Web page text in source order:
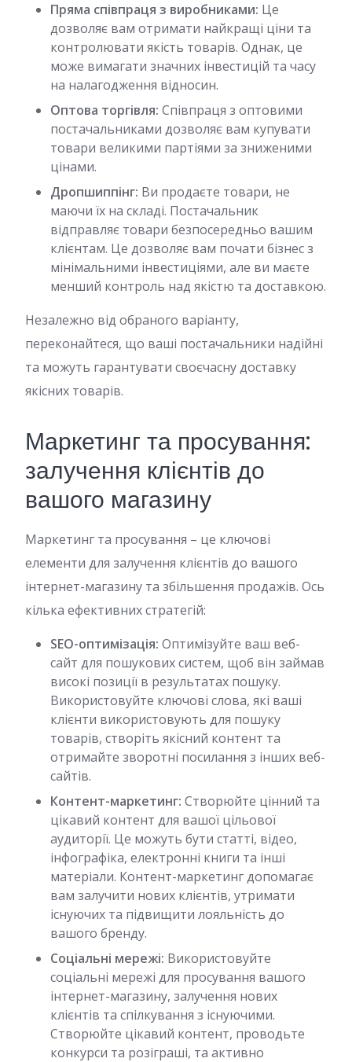
Пряма співпраця з виробниками: Це
дозволяє вам отримати найкращі ціни та
контролювати якість товарів. Однак, це
може вимагати значних інвестицій та часу
на налагодження відносин.
Оптова торгівля: Співпраця з оптовими
постачальниками дозволяє вам купувати
товари великими партіями за зниженими
цінами.
Дропшиппінг: Ви продаєте товари, не
маючи їх на складі. Постачальник
відправляє товари безпосередньо вашим
клієнтам. Це дозволяє вам почати бізнес з
мінімальними інвестиціями, але ви маєте
менший контроль над якістю та доставкою.
Незалежно від обраного варіанту,
переконайтеся, що ваші постачальники надійні
та можуть гарантувати своєчасну доставку
якісних товарів.
Маркетинг та просування:
залучення клієнтів до
вашого магазину
Маркетинг та просування – це ключові
елементи для залучення клієнтів до вашого
інтернет-магазину та збільшення продажів. Ось
кілька ефективних стратегій:
SEO-оптимізація: Оптимізуйте ваш веб-
сайт для пошукових систем, щоб він займав
високі позиції в результатах пошуку.
Використовуйте ключові слова, які ваші
клієнти використовують для пошуку
товарів, створіть якісний контент та
отримайте зворотні посилання з інших веб-
сайтів.
Контент-маркетинг: Створюйте цінний та
цікавий контент для вашої цільової
аудиторії. Це можуть бути статті, відео,
інфографіка, електронні книги та інші
матеріали. Контент-маркетинг допомагає
вам залучити нових клієнтів, утримати
існуючих та підвищити лояльність до
вашого бренду.
Соціальні мережі: Використовуйте
соціальні мережі для просування вашого
інтернет-магазину, залучення нових
клієнтів та спілкування з існуючими.
Створюйте цікавий контент, проводьте
конкурси та розіграші, та активно